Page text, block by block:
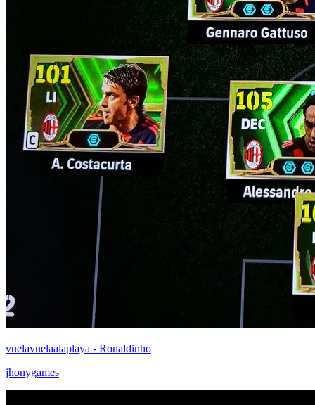
vuelavuelaalaplaya - Ronaldinho
jhonygames